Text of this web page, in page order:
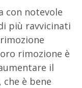
con notevole
più ravvicinati
rimozione è
il
è bene